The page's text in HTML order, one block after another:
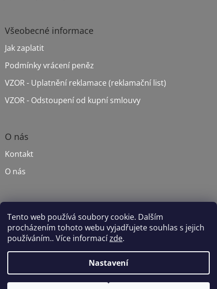
Tento web používá soubory cookie. Dalším
procházením tohoto webu vyjadřujete souhlas s jejich
používáním.. Více informacízde.
Nastavení
Všeobecné informace
Jak zaplatit
Podmínky vrácení peněz
VZOR - Uplatnění reklamace (reklamační list)
VZOR - Odstoupení od kupní smlouvy
O nás
Kontakt
O nás
Copyright 2026ZDEKUP. Všechna práva vyhrazena.Upravit